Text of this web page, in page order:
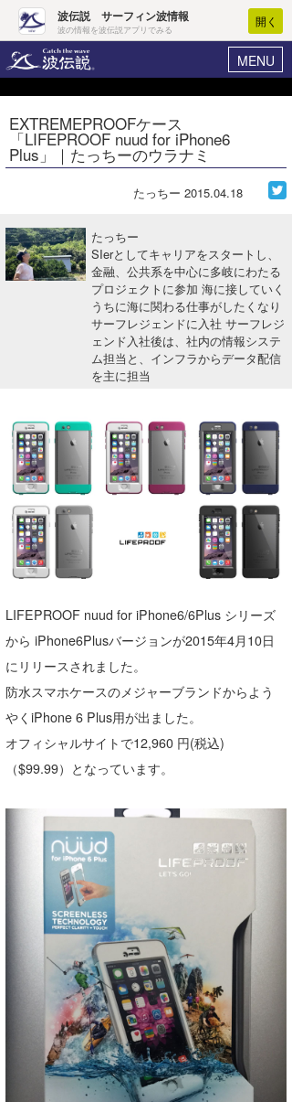
波伝説 サーフィン波情報
波の情報を波伝説アプリでみる
開く
MENU
ヘルプ マイホーム
ログイン
WAVE HUNTER波予想ツール
気象情報
サーフィンエリアガイド
今月のプレゼント
EXTREMEPROOFケース
「LIFEPROOF nuud for iPhone6
Plus」｜たっちーのウラナミ
たっちー 2015.04.18
たっちー
SIerとしてキャリアをスタートし、
金融、公共系を中心に多岐にわたる
プロジェクトに参加 海に接していく
うちに海に関わる仕事がしたくなり
サーフレジェンドに入社 サーフレジ
ェンド入社後は、社内の情報システ
ム担当と、インフラからデータ配信
を主に担当
LIFEPROOF nuud for iPhone6/6Plus シリーズ
から iPhone6Plusバージョンが2015年4月10日
にリリースされました。
防水スマホケースのメジャーブランドからよう
やくiPhone 6 Plus用が出ました。
オフィシャルサイトで12,960 円(税込)
（$99.99）となっています。
Core Surf Japan
コンテスト
ファッション/グッズ
アート＆エンタメ
コラム
ショップ情報
ショップ情報
湘南
千葉北
伊豆
千葉南
大阪
四国
沖縄
お知らせ
その他
ルール＆How to
VOTE!
ライター/寄稿メディア
Core Surf Japan
Naoya Kimoto
mitsuteru Kamio
Yasunari Inoue
Yoshiyuki Obata
arukasvision
DELTA FORCE SURF
メディア
SURFMEDIA
Colors MAGAZINE
WAVAL
波伝説アンバサダー/プロライダー
福島寿実子
中浦“JET”章
嵯峨明日香
進士剛光
波伝説スタッフ
☆加藤
+☆maki☆+
Aichan
波伝説